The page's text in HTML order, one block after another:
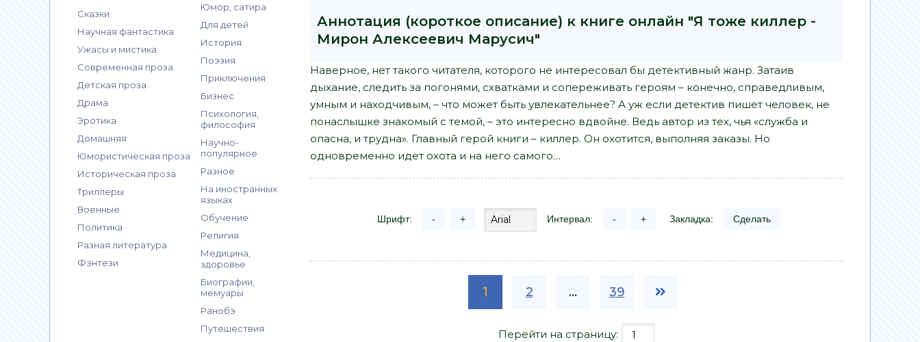
Сказки
Научная фантастика
Ужасы и мистика
Современная проза
Детская проза
Драма
Эротика
Домашняя
Юмористическая проза
Историческая проза
Триллеры
Военные
Политика
Разная литература
Фэнтези
Юмор, сатира
Для детей
История
Поэзия
Приключения
Бизнес
Психология,
философия
Научно-
популярное
Разное
На иностранных
языках
Обучение
Религия
Медицина,
здоровье
Биографии,
мемуары
Ранобэ
Путешествия
Аннотация (короткое описание) к книге онлайн "Я тоже киллер -
Мирон Алексеевич Марусич"
Наверное, нет такого читателя, которого не интересовал бы детективный жанр. Затаив
дыхание, следить за погонями, схватками и сопереживать героям – конечно, справедливым,
умным и находчивым, – что может быть увлекательнее? А уж если детектив пишет человек, не
понаслышке знакомый с темой, – это интересно вдвойне. Ведь автор из тех, чья «служба и
опасна, и трудна». Главный герой книги – киллер. Он охотится, выполняя заказы. Но
одновременно идет охота и на него самого…
Шрифт: - + Интервал: - + Закладка: Сделать
1 2 ... 39
Перейти на страницу: